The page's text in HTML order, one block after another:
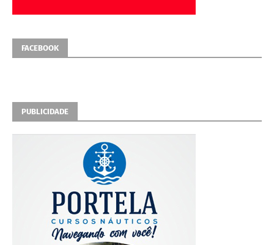
FACEBOOK
PUBLICIDADE